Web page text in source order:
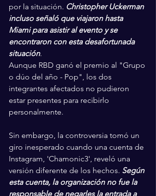
por la situación. Christopher Uckerman
incluso señaló que viajaron hasta
Miami para asistir al evento y se
encontraron con esta desafortunada
situación.
Aunque RBD ganó el premio al "Grupo
o dúo del año - Pop", los dos
integrantes afectados no pudieron
estar presentes para recibirlo
personalmente.
Sin embargo, la controversia tomó un
giro inesperado cuando una cuenta de
Instagram, 'Chamonic3', reveló una
versión diferente de los hechos. Según
esta cuenta, la organización no fue la
responsable de negarles la entrada a